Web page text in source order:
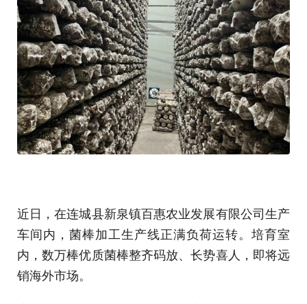
近日，在连城县新泉镇百惠农业发展有限公司生产
车间内，菌棒加工生产线正满负荷运转。培育室
内，数万棒优质菌棒整齐码放、长势喜人，即将远
销海外市场。